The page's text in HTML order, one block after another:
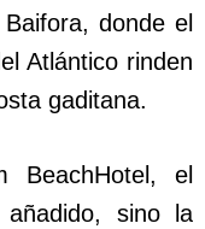
donde el
Atlántico rinden
gaditana.
BeachHotel, el
sino la